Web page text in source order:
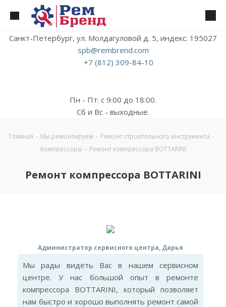
Санкт-Петербург, ул. Молдагуловой д. 5, индекс: 195027
spb@rembrend.com
+7 (812) 309-84-10
Пн - Пт: с 9:00 до 18:00.
Сб и Вс - выходные.
Главная - Мы ремонтируем - Ремонт строительного инструмента -
Компрессоры - Ремонт компрессора BOTTARINI
Ремонт компрессора BOTTARINI
Администратор сервисного центра, Дарья
Мы рады видеть Вас в нашем сервисном
центре. У нас большой опыт в ремонте
компрессора BOTTARINI, который позволяет
нам быстро и хорошо выполнять ремонт самой